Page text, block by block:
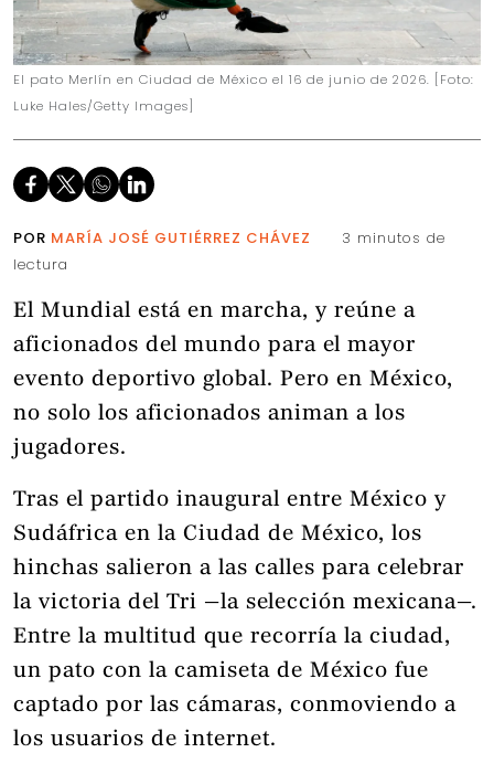
El pato Merlín en Ciudad de México el 16 de junio de 2026. [Foto:
Luke Hales/Getty Images]
POR MARÍA JOSÉ GUTIÉRREZ CHÁVEZ
3 minutos de
lectura
El Mundial está en marcha, y reúne a
aficionados del mundo para el mayor
evento deportivo global. Pero en México,
no solo los aficionados animan a los
jugadores.
Tras el partido inaugural entre México y
Sudáfrica en la Ciudad de México, los
hinchas salieron a las calles para celebrar
la victoria del Tri —la selección mexicana—.
Entre la multitud que recorría la ciudad,
un pato con la camiseta de México fue
captado por las cámaras, conmoviendo a
los usuarios de internet.